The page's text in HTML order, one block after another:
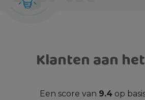
Klanten aan
Een score van 9.4 op